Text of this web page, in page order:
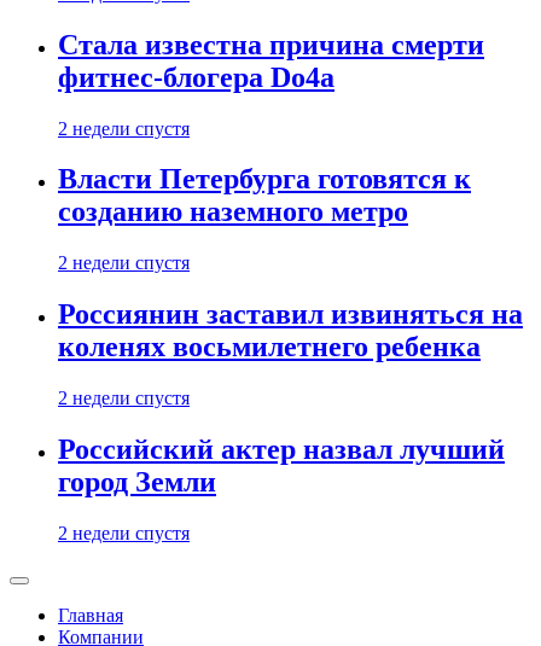
Стала известна причина смерти
фитнес-блогера Do4а
2 недели спустя
Власти Петербурга готовятся к
созданию наземного метро
2 недели спустя
Россиянин заставил извиняться на
коленях восьмилетнего ребенка
2 недели спустя
Российский актер назвал лучший
город Земли
2 недели спустя
Главная
Компании